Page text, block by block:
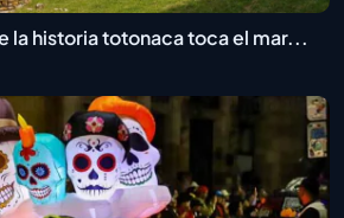
la historia totonaca toca el mar...